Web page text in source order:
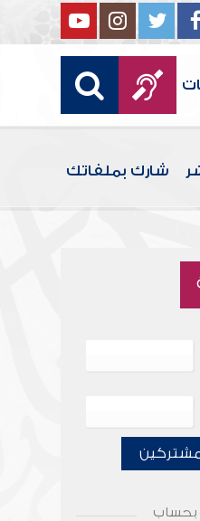
شارك بملفاتك
بحساب